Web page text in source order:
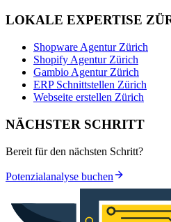
LOKALE EXPERTISE
Shopware Agentur Zürich
Shopify Agentur Zürich
Gambio Agentur Zürich
ERP Schnittstellen Zürich
Webseite erstellen Zürich
NÄCHSTER SCHRITT
Bereit für den nächsten Schritt?
Potenzialanalyse buchen